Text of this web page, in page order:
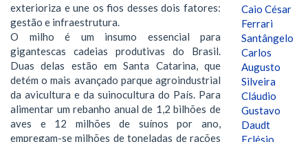
exterioriza e une os fios desses dois fatores:
gestão e infraestrutura.
O milho é um insumo essencial para
gigantescas cadeias produtivas do Brasil.
Duas delas estão em Santa Catarina, que
detém o mais avançado parque agroindustrial
da avicultura e da suinocultura do País. Para
alimentar um rebanho anual de 1,2 bilhões de
aves e 12 milhões de suínos por ano,
empregam-se milhões de toneladas de rações
Caio César
Ferrari
Santângelo
Carlos
Augusto
Silveira
Cláudio
Gustavo
Daudt
Eclésio